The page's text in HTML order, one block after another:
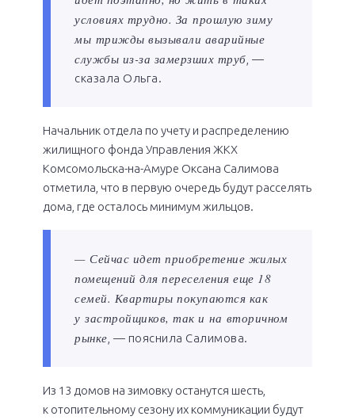
условиях трудно. За прошлую зиму
мы трижды вызывали аварийные
службы из-за замерзших труб, —
сказала Ольга.
Начальник отдела по учету и распределению
жилищного фонда Управления ЖКХ
Комсомольска-на-Амуре Оксана Салимова
отметила, что в первую очередь будут расселять
дома, где осталось минимум жильцов.
— Сейчас идет приобретение жилых
помещений для переселения еще 18
семей. Квартиры покупаются как
у застройщиков, так и на вторичном
рынке , — пояснила Салимова.
Из 13 домов на зимовку останутся шесть,
к отопительному сезону их коммуникации будут